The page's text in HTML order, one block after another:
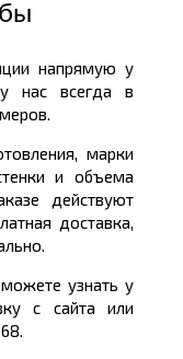
напрямую у
у нас всегда в
марки
и объема
действуют
доставка,
узнать у
с сайта или